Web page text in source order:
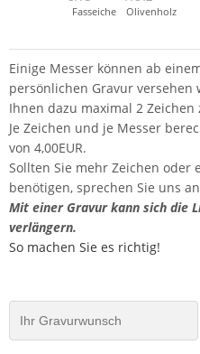
Fasseiche
Olivenholz
Einige Messer können ab
persönlichen Gravur
Ihnen dazu maximal 2 Zeichen
Je Zeichen und je Messer
von 4,00EUR.
Sollten Sie mehr Zeichen oder
benötigen, sprechen Sie uns
Mit einer Gravur kann sich die
verlängern.
So machen Sie es richtig!